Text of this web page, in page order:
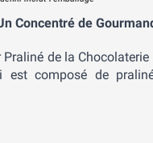
Concentré de
Praliné de la
est composé de